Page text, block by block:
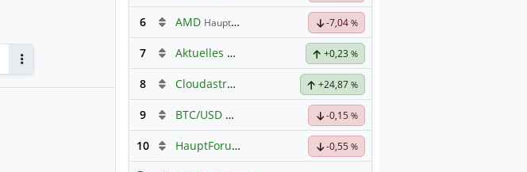
6 AMD Hauptdiskussion -7,04%
7 Aktuelles zu Almonty Industries +0,23 %
8 Cloudastructure Inc Registered Shs-A- +24,87%
9 BTC/USD Hauptdiskussion -0,15%
10 HauptForum SK HYNIC -0,55%